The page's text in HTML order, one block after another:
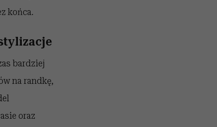
końca.
bardziej
na randkę,
oraz